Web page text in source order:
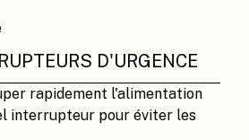
D'URGENCE
rapidement l'alimentation
interrupteur pour éviter les